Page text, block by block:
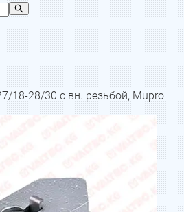
18-28/30 с вн. резьбой, Mupro